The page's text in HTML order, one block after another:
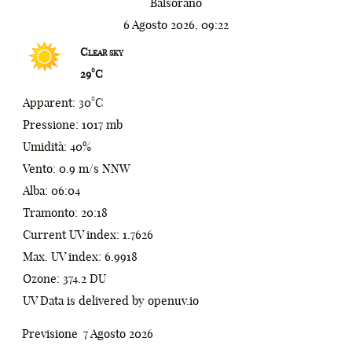
6 Agosto 2026, 09:22
Clear sky
29°C
Apparent: 30°C
Pressione: 1017 mb
Umidità: 40%
Vento: 0.9 m/s NNW
Alba: 06:04
Tramonto: 20:18
Current UV index: 1.7626
Max. UV index: 6.9918
Ozone: 374.2 DU
UV Data is delivered by openuv.io
Previsione 7 Agosto 2026
0
3
4
5
6
8
9
₪
%
*
(
)
;
:
[
0
1